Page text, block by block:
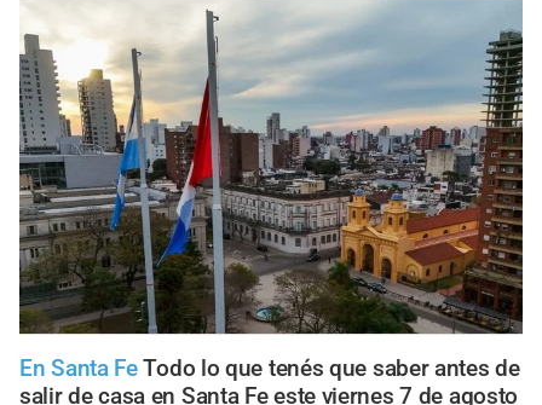
En Santa FeTodo lo que tenés que saber antes de
salir de casa en Santa Fe este viernes 7 de agosto